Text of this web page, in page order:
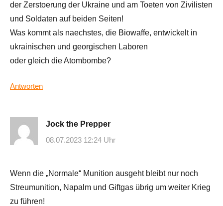
der Zerstoerung der Ukraine und am Toeten von Zivilisten
und Soldaten auf beiden Seiten!
Was kommt als naechstes, die Biowaffe, entwickelt in
ukrainischen und georgischen Laboren
oder gleich die Atombombe?
Antworten
Jock the Prepper
08.07.2023 12:24 Uhr
Wenn die „Normale“ Munition ausgeht bleibt nur noch
Streumunition, Napalm und Giftgas übrig um weiter Krieg
zu führen!